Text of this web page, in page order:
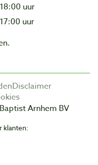
uur
uur
Disclaimer
Arnhem BV
klanten: